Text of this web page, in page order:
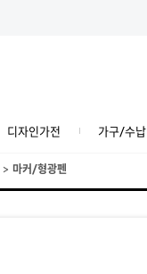
디자인가전 가구/수납
> 마커/형광펜